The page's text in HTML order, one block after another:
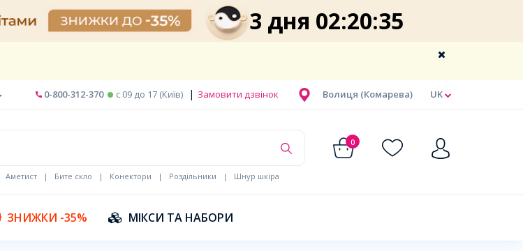
3 дня 02:20:34
UK
Волиця (Комарева)
0-800-312-370 c 09 до 17 (Київ) | Замовити дзвінок
0
Аметист | Бите скло | Конектори | Роздільники | Шнур шкіра
ЗНИЖКИ -35% МІКСИ ТА НАБОРИ